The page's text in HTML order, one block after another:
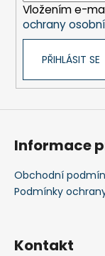
Vložením e-
ochrany
PŘIHLÁSIT SE
Informace
Obchodní
Podmínky
Kontakt